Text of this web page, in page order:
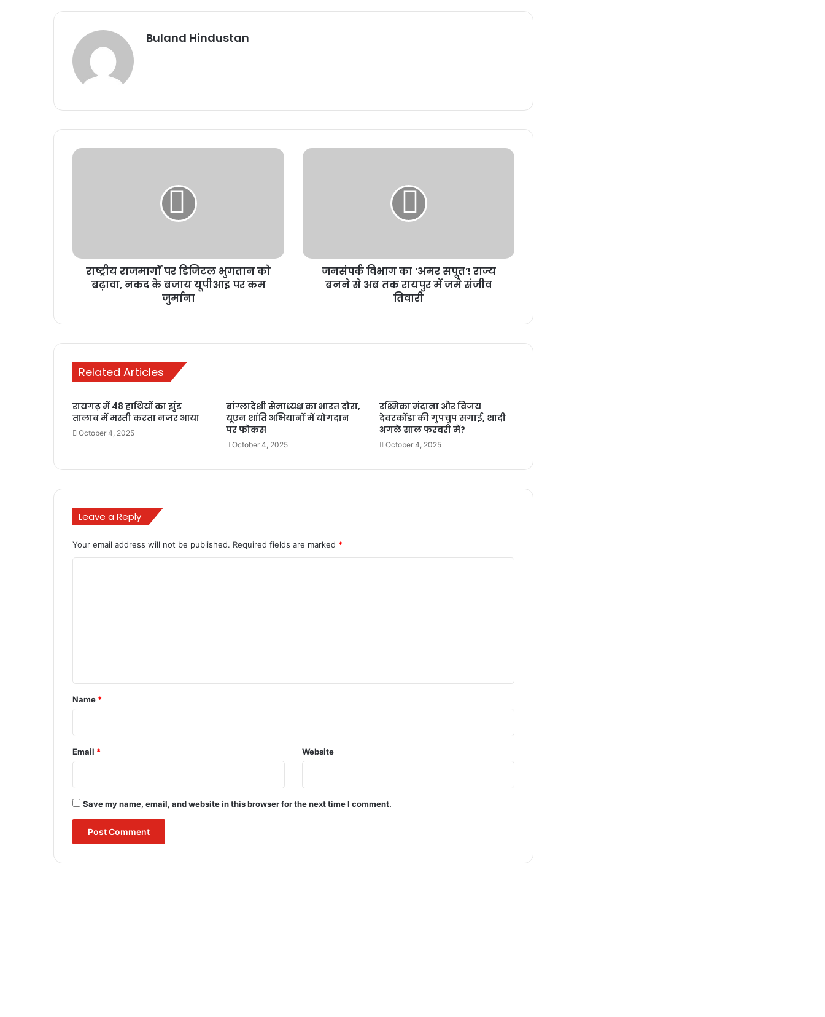
Buland Hindustan
राष्ट्रीय राजमार्गों पर डिजिटल भुगतान को
बढ़ावा, नकद के बजाय यूपीआइ पर कम
जुर्माना
जनसंपर्क विभाग का ‘अमर सपूत’! राज्य
बनने से अब तक रायपुर में जमे संजीव
तिवारी
Related Articles
रायगढ़ में 48 हाथियों का झुंड
तालाब में मस्ती करता नजर आया
October 4, 2025
बांग्लादेशी सेनाध्यक्ष का भारत दौरा,
यूएन शांति अभियानों में योगदान
पर फोकस
October 4, 2025
रश्मिका मंदाना और विजय
देवरकोंडा की गुपचुप सगाई, शादी
अगले साल फरवरी में?
October 4, 2025
Leave a Reply
Your email address will not be published. Required fields are marked *
*
Name *
Email * Website
Save my name, email, and website in this browser for the next time I comment.